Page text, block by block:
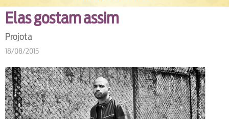
Elas gostam assim
Projota
18/08/2015